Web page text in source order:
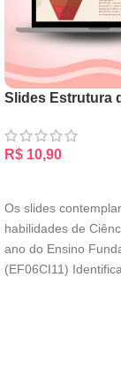
Slides Estrutura
R$ 10,90
Os slides
habilidades de
ano do Ensino
(EF06CI11)